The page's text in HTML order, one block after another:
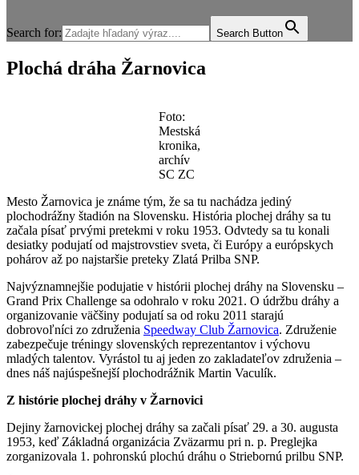
Search for: Search Button
Plochá dráha Žarnovica
Foto:
Mestská
kronika,
archív
SC ZC
Mesto Žarnovica je známe tým, že sa tu nachádza jediný
plochodrážny štadión na Slovensku. História plochej dráhy sa tu
začala písať prvými pretekmi v roku 1953. Odvtedy sa tu konali
desiatky podujatí od majstrovstiev sveta, či Európy a európskych
pohárov až po najstaršie preteky Zlatá Prilba SNP.
Najvýznamnejšie podujatie v histórii plochej dráhy na Slovensku –
Grand Prix Challenge sa odohralo v roku 2021. O údržbu dráhy a
organizovanie väčšiny podujatí sa od roku 2011 starajú
dobrovoľníci zo združenia Speedway Club Žarnovica. Združenie
zabezpečuje tréningy slovenských reprezentantov i výchovu
mladých talentov. Vyrástol tu aj jeden zo zakladateľov združenia –
dnes náš najúspešnejší plochodrážnik Martin Vaculík.
Z histórie plochej dráhy v Žarnovici
Dejiny žarnovickej plochej dráhy sa začali písať 29. a 30. augusta
1953, keď Základná organizácia Zväzarmu pri n. p. Preglejka
zorganizovala 1. pohronskú plochú dráhu o Striebornú prilbu SNP.